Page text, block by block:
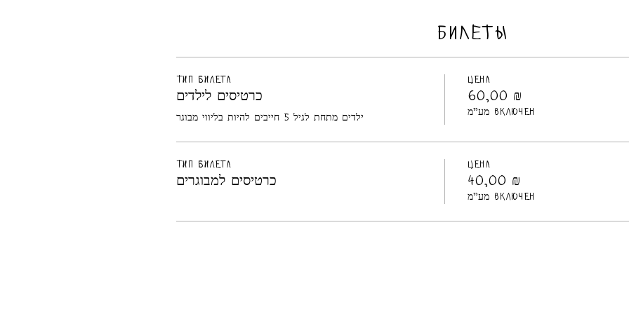
БИЛЕТЫ
Тип билета
כרטיסים לילדים
ילדים מתחת לגיל 5 חייבים להיות בליווי מבוגר
Цена
60,00 ₪
מע"מ включен
Тип билета
כרטיסים למבוגרים
Цена
40,00 ₪
מע"מ включен